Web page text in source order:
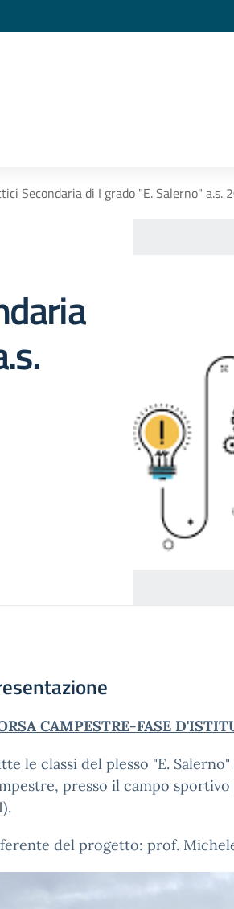
Secondaria di I grado "E. Salerno" a.s.
CAMPESTRE-FASE
le classi del plesso "E.
presso il campo
del progetto: prof.